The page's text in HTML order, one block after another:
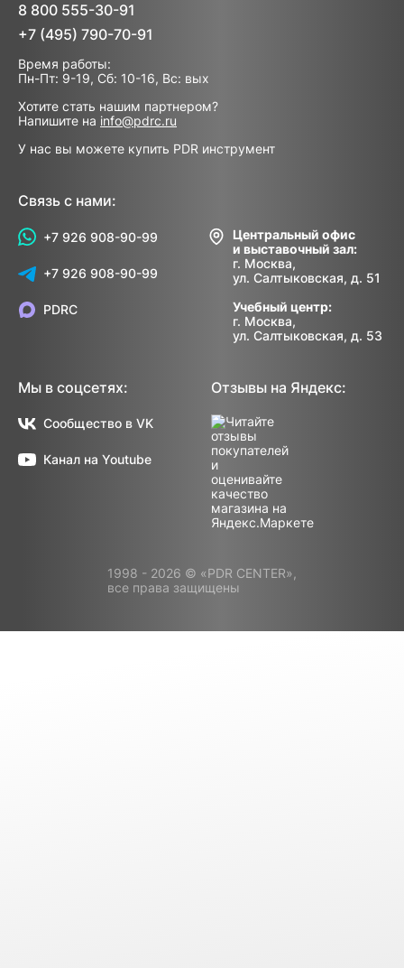
8 800 555-30-91
+7 (495) 790-70-91
Время работы:
Пн-Пт: 9-19, Сб: 10-16, Вс: вых
Хотите стать нашим партнером?
Напишите на info@pdrc.ru
У нас вы можете купить PDR инструмент
Связь с нами:
+7 926 908-90-99
+7 926 908-90-99
Центральный офис
и выставочный зал:
г. Москва,
ул. Салтыковская, д. 51
Учебный центр:
г. Москва,
ул. Салтыковская, д. 53
PDRC
Мы в соцсетях:
Сообщество в VK
Канал на Youtube
Отзывы на Яндекс:
1998 - 2026 © «PDR CENTER»,
все права защищены